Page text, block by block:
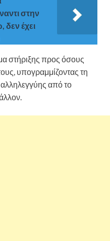
στην
δεν έχει
στήριξης προς όσους
υπογραμμίζοντας τη
αλληλεγγύης από το